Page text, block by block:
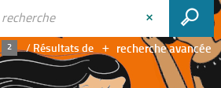
recherche avancée
/Résultats de